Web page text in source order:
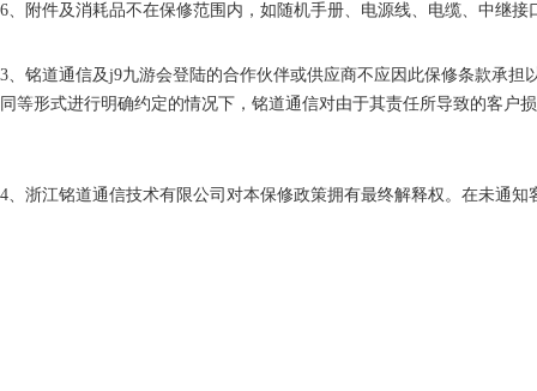
6、附件及消耗品不在保修范围内，如随机手册、电源线、电缆、中继接
3、铭道通信及j9九游会登陆的合作伙伴或供应商不应因此保修条款承
同等形式进行明确约定的情况下，铭道通信对由于其责任所导致的客户
4、浙江铭道通信技术有限公司对本保修政策拥有最终解释权。在未通